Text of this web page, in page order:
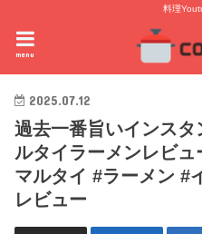
料理
menu
2025.07.12
過去一番旨いインス
ルタイラーメンレビ
マルタイ #ラーメン #
レビュー